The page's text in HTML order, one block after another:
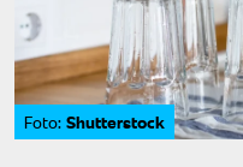
Foto: Shutterstock